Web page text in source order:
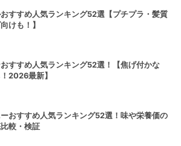
すすめ人気ランキング52選【プチプラ・髪質
けも！】
すすめ人気ランキング52選！【焦げ付かな
2026最新】
おすすめ人気ランキング52選！味や栄養価の
較・検証